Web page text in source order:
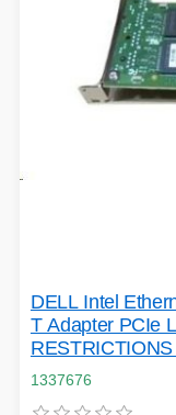
DELL Intel
T Adapter PCIe
1337676